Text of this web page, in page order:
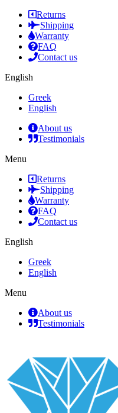
Returns
Shipping
Warranty
FAQ
Contact us
English
Greek
English
About us
Testimonials
Menu
Returns
Shipping
Warranty
FAQ
Contact us
English
Greek
English
Menu
About us
Testimonials